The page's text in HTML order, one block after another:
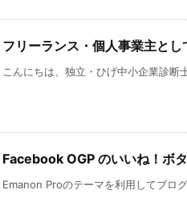
フリーランス・個人事業主と
こんにちは、独立・ひげ中小企業診
Facebook OGP のいいね！ボ
Emanon Proのテーマを利用してブロ